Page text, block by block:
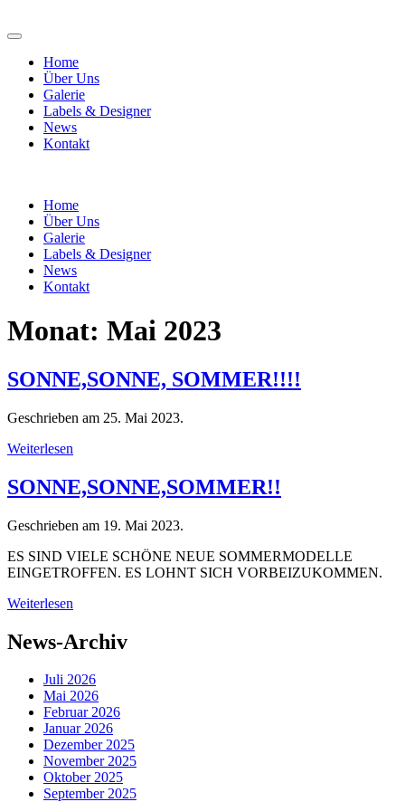
Home
Über Uns
Galerie
Labels & Designer
News
Kontakt
Home
Über Uns
Galerie
Labels & Designer
News
Kontakt
Monat: Mai 2023
SONNE,SONNE, SOMMER!!!!
Geschrieben am 25. Mai 2023.
Weiterlesen
SONNE,SONNE,SOMMER!!
Geschrieben am 19. Mai 2023.
ES SIND VIELE SCHÖNE NEUE SOMMERMODELLE
EINGETROFFEN. ES LOHNT SICH VORBEIZUKOMMEN.
Weiterlesen
News-Archiv
Juli 2026
Mai 2026
Februar 2026
Januar 2026
Dezember 2025
November 2025
Oktober 2025
September 2025